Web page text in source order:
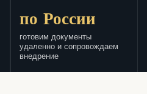
по России
готовим документы
удаленно и сопровождаем
внедрение